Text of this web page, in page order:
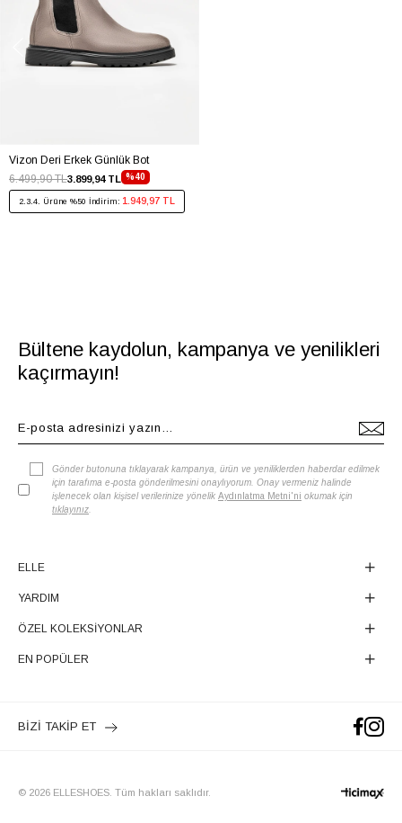
Vizon Deri Erkek Günlük Bot
%40
3.899,94 TL
6.499,90 TL
2.3.4. Ürüne %50 İndirim: 1.949,97 TL
Bültene kaydolun, kampanya ve yenilikleri
kaçırmayın!
Gönder butonuna tıklayarak kampanya, ürün ve yeniliklerden haberdar edilmek
için tarafıma e-posta gönderilmesini onaylıyorum. Onay vermeniz halinde
işlenecek olan kişisel verilerinize yönelik Aydınlatma Metni'ni okumak için
tıklayınız
ELLE
YARDIM
ÖZEL KOLEKSİYONLAR
EN POPÜLER
BİZİ TAKİP ET
© 2026 ELLESHOES. Tüm hakları saklıdır.